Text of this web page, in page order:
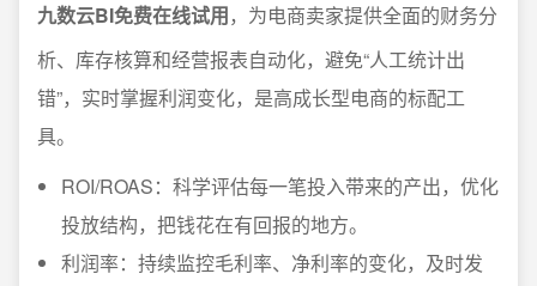
九数云BI免费在线试用，为电商卖家提供全面的财务分
析、库存核算和经营报表自动化，避免“人工统计出
错”，实时掌握利润变化，是高成长型电商的标配工
具。
ROI/ROAS：科学评估每一笔投入带来的产出，优化
投放结构，把钱花在有回报的地方。
利润率：持续监控毛利率、净利率的变化，及时发